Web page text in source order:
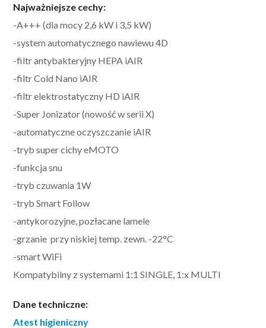
Najważniejsze cechy:
-A+++ (dla mocy 2,6 kW i 3,5 kW)
-system automatycznego nawiewu 4D
-filtr antybakteryjny HEPA iAIR
-filtr Cold Nano iAIR
-filtr elektrostatyczny HD iAIR
-Super Jonizator (nowość w serii X)
-automatyczne oczyszczanie iAIR
-tryb super cichy eMOTO
-funkcja snu
-tryb czuwania 1W
-tryb Smart Follow
-antykorozyjne, pozłacane lamele
-grzanie przy niskiej temp. zewn. -22°C
-smart WiFi
Kompatybilny z systemami 1:1 SINGLE, 1:x MULTI
Dane techniczne:
Atest higieniczny